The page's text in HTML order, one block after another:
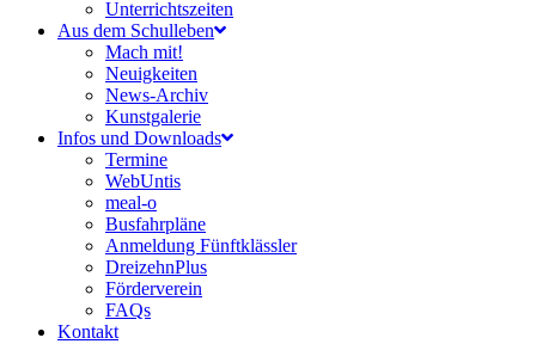
Unterrichtszeiten
Aus dem Schulleben
Mach mit!
Neuigkeiten
News-Archiv
Kunstgalerie
Infos und Downloads
Termine
WebUntis
meal-o
Busfahrpläne
Anmeldung Fünftklässler
DreizehnPlus
Förderverein
FAQs
Kontakt